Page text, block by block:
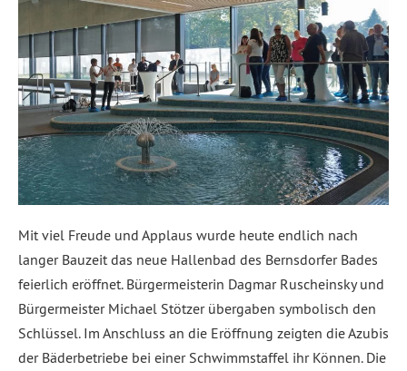
Mit viel Freude und Applaus wurde heute endlich nach
langer Bauzeit das neue Hallenbad des Bernsdorfer Bades
feierlich eröffnet. Bürgermeisterin Dagmar Ruscheinsky und
Bürgermeister Michael Stötzer übergaben symbolisch den
Schlüssel. Im Anschluss an die Eröffnung zeigten die Azubis
der Bäderbetriebe bei einer Schwimmstaffel ihr Können. Die